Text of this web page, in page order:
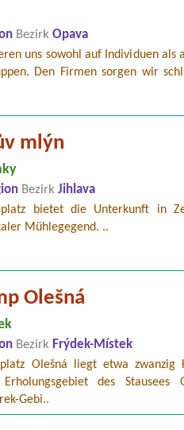
Bezirk Opava
uns sowohl auf Individuen als
Den Firmen sorgen wir
mlýn
Bezirk Jihlava
bietet die Unterkunft in
Mühlegegend. ..
Olešná
Bezirk Frýdek-Místek
Olešná liegt etwa zwanzig
des Stausees
Gebi..